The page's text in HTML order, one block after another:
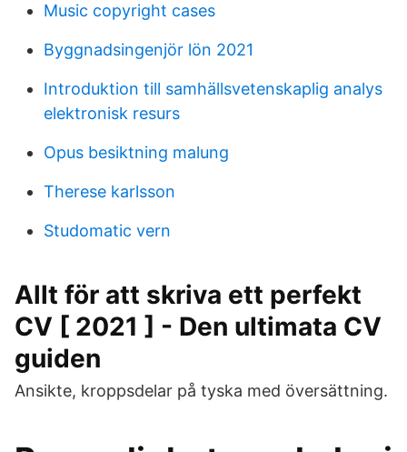
Music copyright cases
Byggnadsingenjör lön 2021
Introduktion till samhällsvetenskaplig analys
elektronisk resurs
Opus besiktning malung
Therese karlsson
Studomatic vern
Allt för att skriva ett perfekt
CV [ 2021 ] - Den ultimata CV
guiden
Ansikte, kroppsdelar på tyska med översättning.